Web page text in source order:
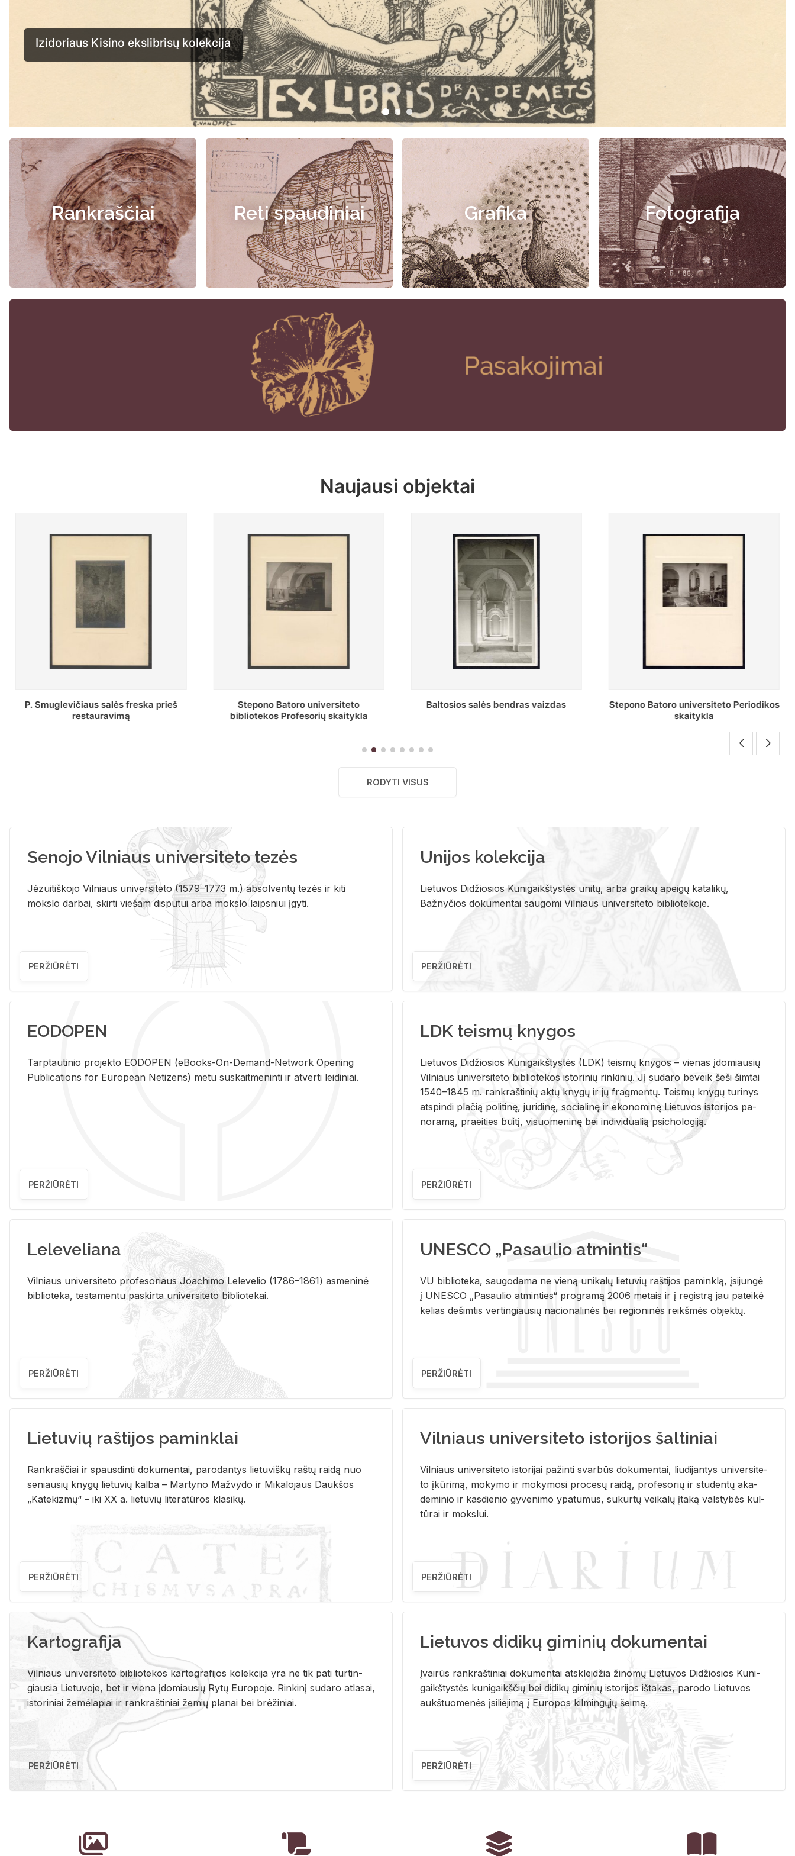
Izidoriaus Kisino ekslibrisų kolekcija
Rankraščiai Reti spaudiniai Grafika Fotografija
Naujausi objektai
salės freska prieš
Stepono Batoro universiteto
bibliotekos Profesorių skaitykla
Baltosios salės bendras vaizdas
Stepono Batoro universiteto Periodikos
Periodikos
RODYTI VISUS
Senojo Vilniaus universiteto tezės
Jėzuitiškojo Vilniaus universiteto (1579–1773 m.) absolventų tezės ir kiti
mokslo darbai, skirti viešam disputui arba mokslo laipsniui įgyti.
PERŽIŪRĖTI
Unijos kolekcija
Lietuvos Didžiosios Kunigaikštystės unitų, arba graikų apeigų katalikų,
Bažnyčios dokumentai saugomi Vilniaus universiteto bibliotekoje.
PERŽIŪRĖTI
EODOPEN
Tarp­tau­ti­nio pro­jek­to EO­DO­PEN (eBo­oks-On-De­mand-Ne­twork Ope­ning
Pub­li­ca­tions for Eu­ro­pe­an Ne­ti­zens) metu su­skait­me­nin­ti ir at­ver­ti lei­di­niai.
PERŽIŪRĖTI
LDK teismų knygos
Lie­tu­vos Di­džio­sios Ku­ni­gaikš­tys­tės (LDK) teis­mų kny­gos – vie­nas įdo­miau­sių
Vil­niaus uni­ver­si­te­to bi­b­lio­te­kos is­to­ri­nių rin­ki­nių. Jį su­da­ro be­veik šeši šim­tai
1540–1845 m. rank­raš­ti­nių aktų kny­gų ir jų frag­men­tų. Teis­mų kny­gų tu­ri­nys
at­spin­di pla­čią po­li­ti­nę, ju­ri­di­nę, so­cia­li­nę ir eko­no­mi­nę Lie­tu­vos is­to­ri­jos pa­
no­ra­mą, pra­ei­ties bui­tį, vi­suo­me­ni­nę bei in­di­vi­dua­lią psi­cho­lo­gi­ją.
PERŽIŪRĖTI
Leleveliana
Vil­niaus uni­ver­si­te­to pro­fe­so­riaus Jo­a­chi­mo Le­le­ve­lio (1786–1861) as­me­ni­nė
bi­b­lio­te­ka, te­sta­men­tu pa­skir­ta uni­ver­si­te­to bi­b­lio­te­kai.
PERŽIŪRĖTI
UNESCO „Pasaulio atmintis“
VU biblioteka, saugodama ne vieną unikalų lietuvių raštijos paminklą, įsijungė
į UNESCO „Pasaulio atminties“ programą 2006 metais ir į registrą jau pateikė
kelias dešimtis vertingiausių nacionalinės bei regioninės reikšmės objektų.
PERŽIŪRĖTI
Lietuvių raštijos paminklai
Rank­raš­čiai ir spaus­din­ti do­ku­men­tai, pa­ro­dan­tys lie­tu­viš­kų raš­tų rai­dą nuo
se­niau­sių kny­gų lie­tu­vių kal­ba – Mar­ty­no Ma­žvy­do ir Mi­ka­lo­jaus Dauk­šos
„Ka­te­kiz­mų“ – iki XX a. lie­tu­vių li­te­ra­tū­ros kla­si­kų.
PERŽIŪRĖTI
Vilniaus universiteto istorijos šaltiniai
Vil­niaus uni­ver­si­te­to is­to­ri­jai pa­žin­ti svar­būs do­ku­men­tai, liu­di­jan­tys uni­ver­si­te­
to įkū­ri­mą, mo­ky­mo ir mo­ky­mo­si pro­ce­sų rai­dą, pro­fe­so­rių ir stu­den­tų aka­
de­mi­nio ir kas­die­nio gy­ve­ni­mo ypa­tu­mus, su­kur­tų vei­ka­lų įta­ką vals­ty­bės kul­
tū­rai ir moks­lui.
PERŽIŪRĖTI
Kartografija
Vil­niaus uni­ver­si­te­to bi­b­lio­te­kos kar­to­gra­fi­jos ko­lek­ci­ja yra ne tik pati tur­tin­
giau­sia Lie­tu­vo­je, bet ir vie­na įdo­miau­sių Rytų Eu­ro­po­je. Rin­ki­nį su­da­ro at­la­sai,
is­to­ri­niai že­mė­la­piai ir rank­raš­ti­niai že­mių pla­nai bei brė­ži­niai.
PERŽIŪRĖTI
Lietuvos didikų giminių dokumentai
Įvai­rūs rank­raš­ti­niai do­ku­men­tai at­sklei­džia ži­no­mų Lie­tu­vos Di­džio­sios Ku­ni­
gaikš­tys­tės ku­ni­gaikš­čių bei di­di­kų gi­mi­nių is­to­ri­jos iš­ta­kas, pa­ro­do Lie­tu­vos
aukš­tuo­me­nės įsi­lie­ji­mą į Eu­ro­pos kil­min­gų­jų šei­mą.
PERŽIŪRĖTI